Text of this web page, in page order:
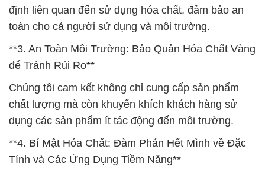
định liên quan đến sử dụng hóa chất, đảm bảo an
toàn cho cả người sử dụng và môi trường.
**3. An Toàn Môi Trường: Bảo Quản Hóa Chất Vàng
để Tránh Rủi Ro**
Chúng tôi cam kết không chỉ cung cấp sản phẩm
chất lượng mà còn khuyến khích khách hàng sử
dụng các sản phẩm ít tác động đến môi trường.
**4. Bí Mật Hóa Chất: Đàm Phán Hết Mình về Đặc
Tính và Các Ứng Dụng Tiềm Năng**